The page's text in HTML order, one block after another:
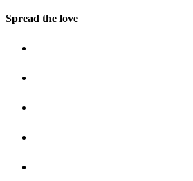
Spread the love